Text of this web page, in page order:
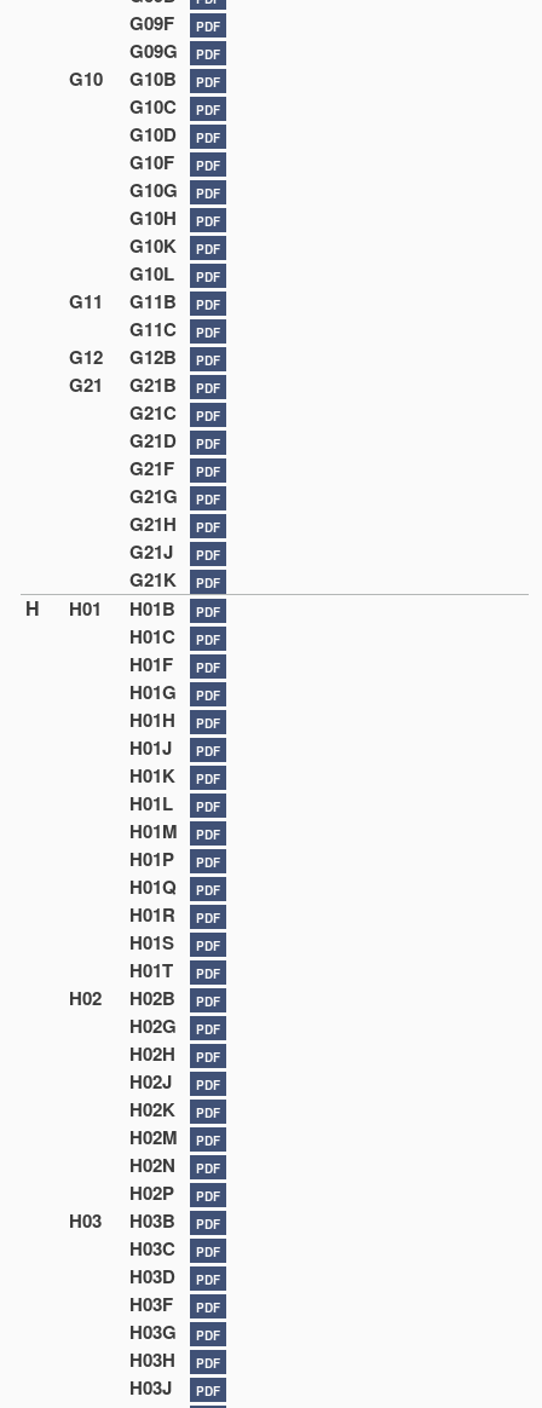
G09F PDF
G09G PDF
G10 G10B PDF
G10C PDF
G10D PDF
G10F PDF
G10G PDF
G10H PDF
G10K PDF
G10L PDF
G11 G11B PDF
G11C PDF
G12 G12B PDF
G21 G21B PDF
G21C PDF
G21D PDF
G21F PDF
G21G PDF
G21H PDF
G21J PDF
G21K PDF
H H01 H01B PDF
H01C PDF
H01F PDF
H01G PDF
H01H PDF
H01J PDF
H01K PDF
H01L PDF
H01M PDF
H01P PDF
H01Q PDF
H01R PDF
H01S PDF
H01T PDF
H02 H02B PDF
H02G PDF
H02H PDF
H02J PDF
H02K PDF
H02M PDF
H02N PDF
H02P PDF
H03 H03B PDF
H03C PDF
H03D PDF
H03F PDF
H03G PDF
H03H PDF
H03J PDF